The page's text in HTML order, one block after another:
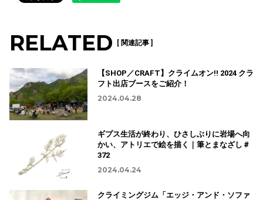
RELATED [ 関連記事 ]
【SHOP／CRAFT】クライムオン!! 2024 クラ
フト出店ブースをご紹介！
2024.04.28
ギプス生活が終わり、ひさしぶりに岩場へ向
かい、アトリエで絵を描く｜筆とまなざし＃
372
2024.04.24
クライミングジム「エッジ・アンド・ソファ